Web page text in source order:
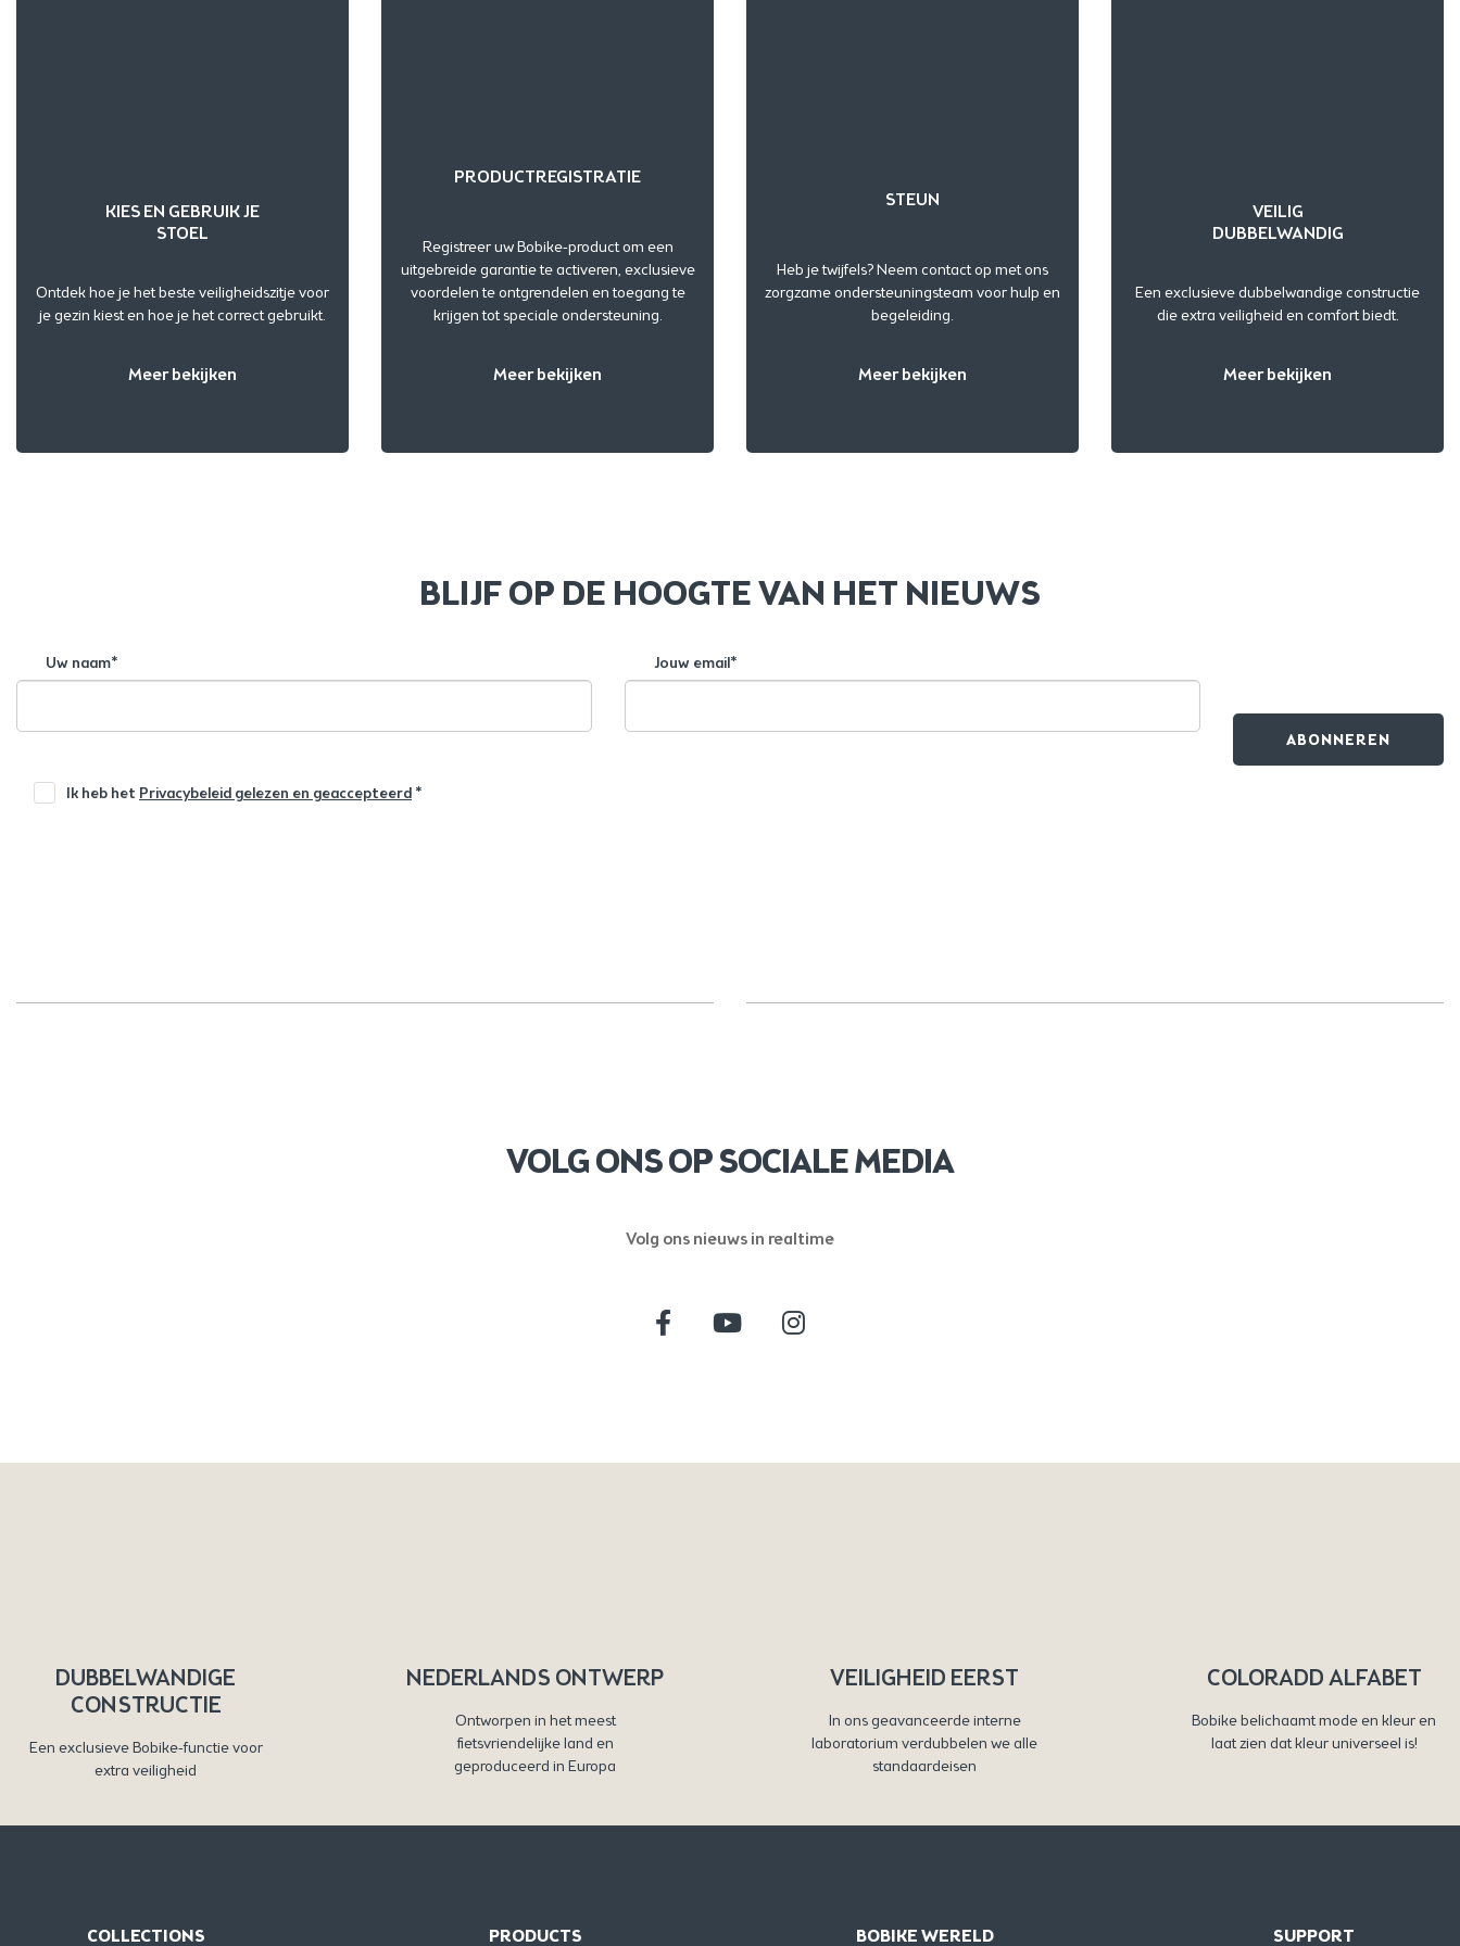
KIES EN GEBRUIK JE
STOEL
Ontdek hoe je het beste veiligheidszitje voor
je gezin kiest en hoe je het correct gebruikt.
Meer bekijken
PRODUCTREGISTRATIE
Registreer uw Bobike-product om een
uitgebreide garantie te activeren, exclusieve
voordelen te ontgrendelen en toegang te
krijgen tot speciale ondersteuning.
Meer bekijken
STEUN
Heb je twijfels? Neem contact op met ons
zorgzame ondersteuningsteam voor hulp en
begeleiding.
Meer bekijken
VEILIG
DUBBELWANDIG
Een exclusieve dubbelwandige constructie
die extra veiligheid en comfort biedt.
Meer bekijken
BLIJF OP DE HOOGTE VAN HET NIEUWS
Uw naam* Jouw email*
ABONNEREN
Ik heb het Privacybeleid gelezen en geaccepteerd *
VOLG ONS OP SOCIALE MEDIA
Volg ons nieuws in realtime
DUBBELWANDIGE
CONSTRUCTIE
Een exclusieve Bobike-functie voor
extra veiligheid
NEDERLANDS ONTWERP
Ontworpen in het meest
fietsvriendelijke land en
geproduceerd in Europa
VEILIGHEID EERST
In ons geavanceerde interne
laboratorium verdubbelen we alle
standaardeisen
COLORADD ALFABET
Bobike belichaamt mode en kleur en
laat zien dat kleur universeel is!
COLLECTIONS PRODUCTS BOBIKE WERELD SUPPORT